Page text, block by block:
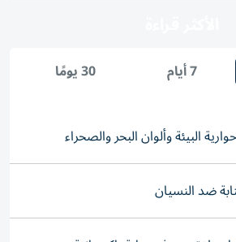
7 أيام 30 يومًا
البيئة وألوان البحر والصحراء
ضد النسيان